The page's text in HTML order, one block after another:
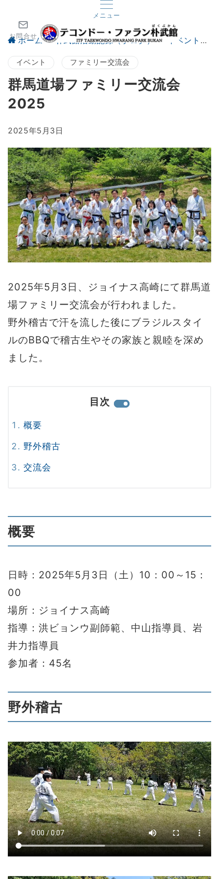
メニュー
お問合せ
ホーム 朴武館活動記録（ブログ） イベント
イベント ファミリー交流会
群馬道場ファミリー交流会
2025
2025年5月3日
2025年5月3日、ジョイナス高崎にて群馬道
場ファミリー交流会が行われました。
野外稽古で汗を流した後にブラジルスタイ
ルのBBQで稽古生やその家族と親睦を深め
ました。
目次
概要
野外稽古
交流会
概要
日時：2025年5月3日（土）10：00～15：
00
場所：ジョイナス高崎
指導：洪ビョンウ副師範、中山指導員、岩
井力指導員
参加者：45名
野外稽古